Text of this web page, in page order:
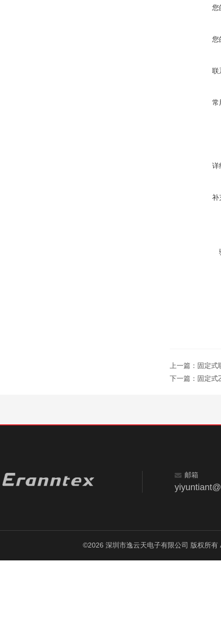
您
您
联
常
详
补
上一篇： 固定式
下一篇： 固定式
邮箱
©2026 深圳市逸云天电子有限公司 版权所有